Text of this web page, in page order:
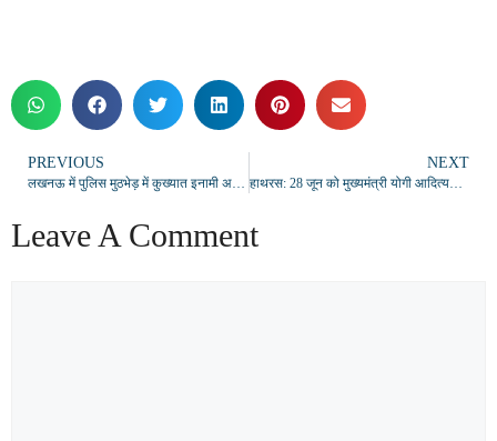
PREVIOUS
लखनऊ में पुलिस मुठभेड़ में कुख्यात इनामी अपराधी संजय उर्फ संजीव ढेर, संदीप सिंह हत्याकांड का था मुख्य शूटर
NEXT
हाथरस: 28 जून को मुख्यमंत्री योगी आदित्यनाथ का दौरा, 468 करोड़ की योजनाओं का होगा लोकार्पण
Leave A Comment